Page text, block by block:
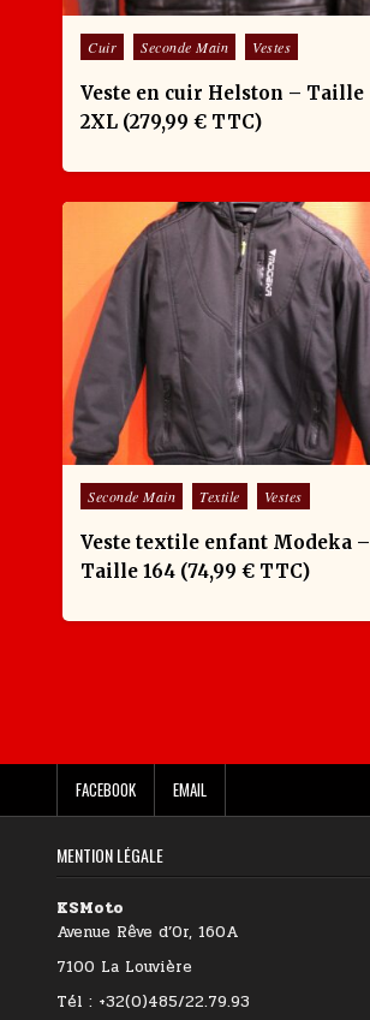
Posted in
Cuir Seconde Main Vestes
Veste en cuir Helston – Taille
2XL (279,99 € TTC)
Posted in
Seconde Main Textile Vestes
Veste textile enfant Modeka –
Taille 164 (74,99 € TTC)
FACEBOOK EMAIL
MENTION LÉGALE
KSMoto
Avenue Rêve d’Or, 160A
7100 La Louvière
Tél : +32(0)485/22.79.93